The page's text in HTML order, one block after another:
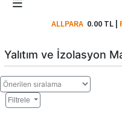
ALLPARA 0.00 TL|
Yalıtım ve İzolasyon
Filtrele